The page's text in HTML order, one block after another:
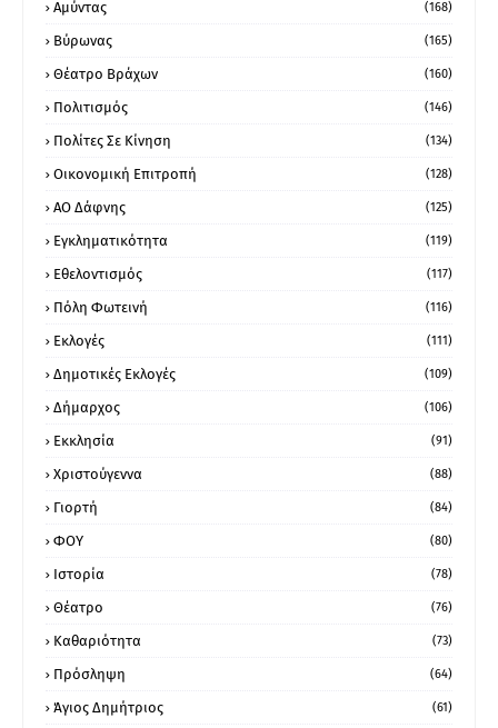
Αμύντας (168)
Βύρωνας (165)
Θέατρο Βράχων (160)
Πολιτισμός (146)
Πολίτες Σε Κίνηση (134)
Οικονομική Επιτροπή (128)
ΑΟ Δάφνης (125)
Εγκληματικότητα (119)
Εθελοντισμός (117)
Πόλη Φωτεινή (116)
Εκλογές (111)
Δημοτικές Εκλογές (109)
Δήμαρχος (106)
Εκκλησία (91)
Χριστούγεννα (88)
Γιορτή (84)
ΦΟΥ (80)
Ιστορία (78)
Θέατρο (76)
Καθαριότητα (73)
Πρόσληψη (64)
Άγιος Δημήτριος (61)